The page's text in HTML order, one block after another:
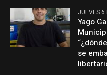
JUEVES
Yago
se